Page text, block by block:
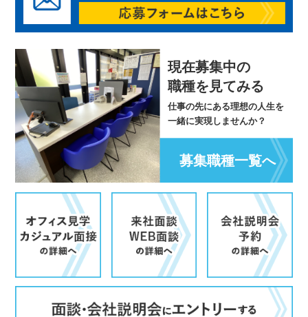
現在募集中の
職種を見てみる
仕事の先にある理想の人生を
一緒に実現しませんか？
募集職種一覧へ